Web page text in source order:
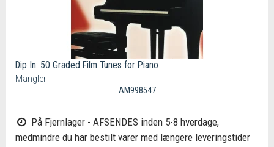
Dip In: 50 Graded Film Tunes for Piano
Mangler
AM998547
På Fjernlager - AFSENDES inden 5-8 hverdage,
medmindre du har bestilt varer med længere leveringstider